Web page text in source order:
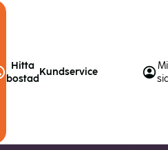
Hitta
bostad
Kundservice